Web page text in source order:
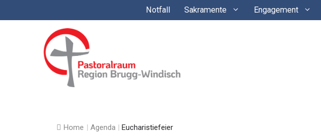
Notfall Sakramente Engagement
Home | Agenda | Eucharistiefeier